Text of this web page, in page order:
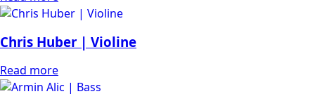
Chris Huber | Violine
Read more